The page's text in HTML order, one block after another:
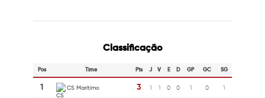
Classificação
Pos Time Pts J V E D GP GC SG
1 CS Marítimo 3 1 1 0 0 1 0 1